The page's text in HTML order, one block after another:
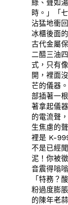
綠、聲如
時。」「
沾猛地衝
冰櫃後面
古代金屬
二醋三油
式，只有
開，裡面
芒的儀器
部插著一
著拿起儀
的電流聲
生焦慮的
裡是 K-
不是已經
泥！你被
音震得嗡
「特務？
粉過度膨
的陳年老